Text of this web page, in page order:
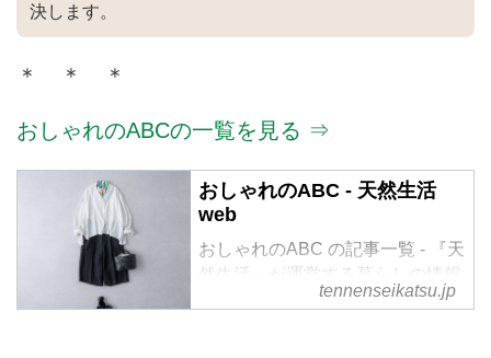
決します。
＊ ＊ ＊
おしゃれのABCの一覧を見る ⇒
おしゃれのABC - 天然生活
web
おしゃれのABC の記事一覧 - 『天
然生活』が運営する暮らしの情報
サイト。食やファッション、暮ら
tennenseikatsu.jp